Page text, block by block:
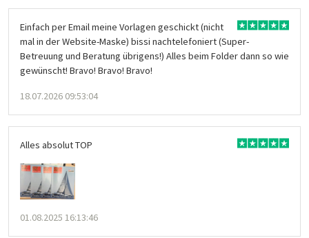
Einfach per Email meine Vorlagen geschickt (nicht
mal in der Website-Maske) bissi nachtelefoniert (Super-
Betreuung und Beratung übrigens!) Alles beim Folder dann so wie
gewünscht! Bravo! Bravo! Bravo!
18.07.2026 09:53:04
Alles absolut TOP
01.08.2025 16:13:46